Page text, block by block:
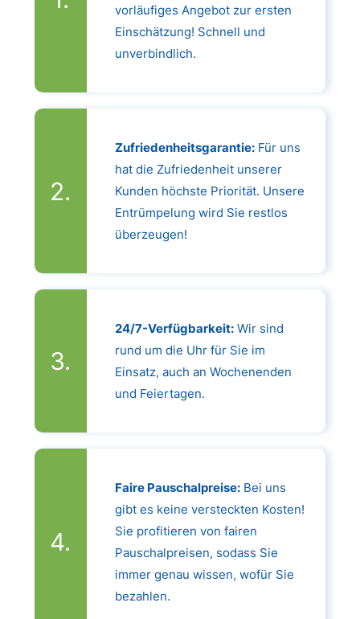
vorläufiges Angebot zur ersten
Einschätzung! Schnell und
unverbindlich.
Zufriedenheitsgarantie:Für uns
hat die Zufriedenheit unserer
Kunden höchste Priorität. Unsere
Entrümpelung wird Sie restlos
überzeugen!
24/7-Verfügbarkeit:Wir sind
rund um die Uhr für Sie im
Einsatz, auch an Wochenenden
und Feiertagen.
Faire Pauschalpreise:Bei uns
gibt es keine versteckten Kosten!
Sie profitieren von fairen
Pauschalpreisen, sodass Sie
immer genau wissen, wofür Sie
bezahlen.